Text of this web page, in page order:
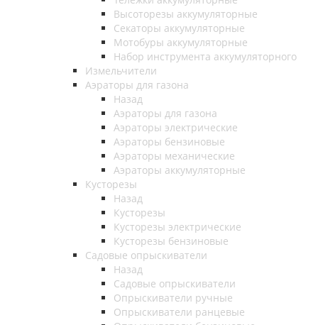
Высоторезы аккумуляторные
Секаторы аккумуляторные
Мотобуры аккумуляторные
Набор инструмента аккумуляторного
Измельчители
Аэраторы для газона
Назад
Аэраторы для газона
Аэраторы электрические
Аэраторы бензиновые
Аэраторы механические
Аэраторы аккумуляторные
Кусторезы
Назад
Кусторезы
Кусторезы электрические
Кусторезы бензиновые
Садовые опрыскиватели
Назад
Садовые опрыскиватели
Опрыскиватели ручные
Опрыскиватели ранцевые